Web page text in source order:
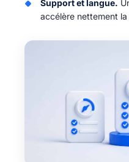
Support et langue.
accélère nettement